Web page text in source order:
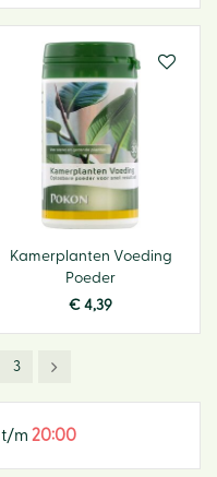
Kamerplanten Voeding
Poeder
€ 4,39
3
t/m 20:00